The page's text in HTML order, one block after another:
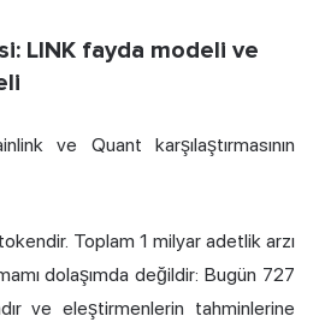
LINK fayda modeli ve
ve Quant karşılaştırmasının
Toplam 1 milyar adetlik arzı
dolaşımda değildir: Bugün 727
ve eleştirmenlerin tahminlerine